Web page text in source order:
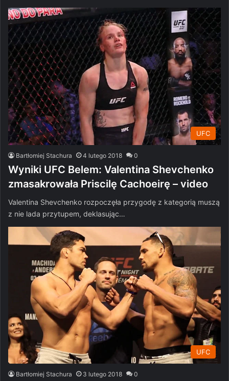
UFC
Bartłomiej Stachura 4 lutego 2018 0
Wyniki UFC Belem: Valentina Shevchenko
zmasakrowała Priscilę Cachoeirę – video
Valentina Shevchenko rozpoczęła przygodę z kategorią muszą
z nie lada przytupem, deklasując…
UFC
Bartłomiej Stachura 3 lutego 2018 0